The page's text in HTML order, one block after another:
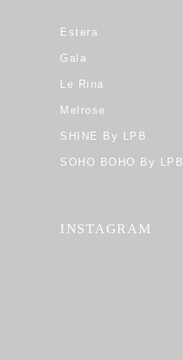
Estera
Gala
Le Rina
Melrose
SHINE By LPB
SOHO BOHO By LPB
INSTAGRAM